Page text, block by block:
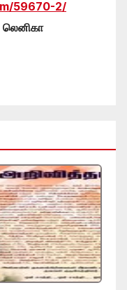
59670-2/
லெனிகா